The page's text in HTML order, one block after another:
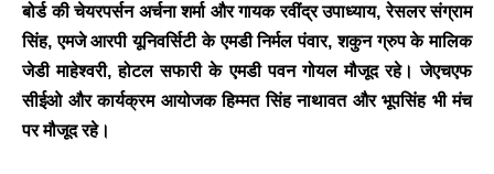
बोर्ड की चेयरपर्सन अर्चना शर्मा और गायक रवींद्र उपाध्याय, रेसलर संग्राम
सिंह, एमजे आरपी यूनिवर्सिटी के एमडी निर्मल पंवार, शकुन ग्रुप के मालिक
जेडी माहेश्वरी, होटल सफारी के एमडी पवन गोयल मौजूद रहे। जेएचएफ
सीईओ और कार्यक्रम आयोजक हिम्मत सिंह नाथावत और भूपसिंह भी मंच
पर मौजूद रहे।